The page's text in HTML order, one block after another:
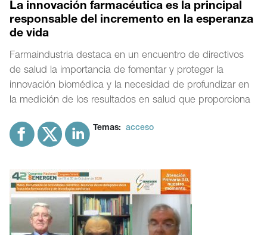
La innovación farmacéutica es la principal
responsable del incremento en la esperanza
de vida
Farmaindustria destaca en un encuentro de directivos
de salud la importancia de fomentar y proteger la
innovación biomédica y la necesidad de profundizar en
la medición de los resultados en salud que proporciona
Temas: acceso